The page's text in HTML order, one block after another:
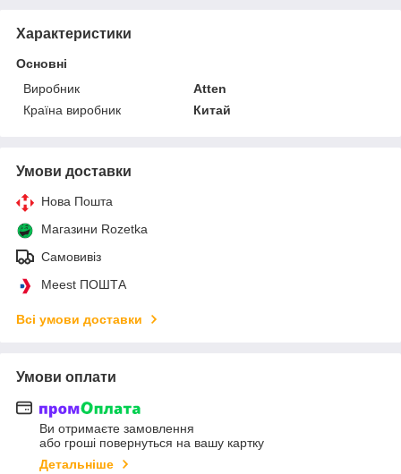
Характеристики
Основні
Виробник
Atten
Країна виробник
Китай
Умови доставки
Нова Пошта
Магазини Rozetka
Самовивіз
Meest ПОШТА
Всі умови доставки
Умови оплати
Ви отримаєте замовлення
або гроші повернуться на вашу картку
Детальніше